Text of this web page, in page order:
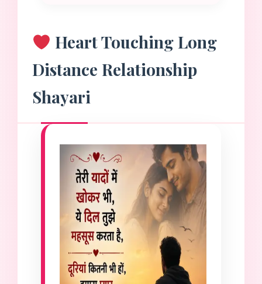
Heart Touching Long
Distance Relationship
Shayari